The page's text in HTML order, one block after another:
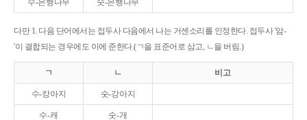
수-은행나무 숫-은행나무
다만 1. 다음 단어에서는 접두사 다음에서 나는 거센소리를 인정한다. 접두사 '암-
'이 결합되는 경우에도 이에 준한다.(ㄱ을 표준어로 삼고, ㄴ을 버림.)
ㄱ ㄴ 비고
수-캉아지 숫-강아지
수-캐 숫-개